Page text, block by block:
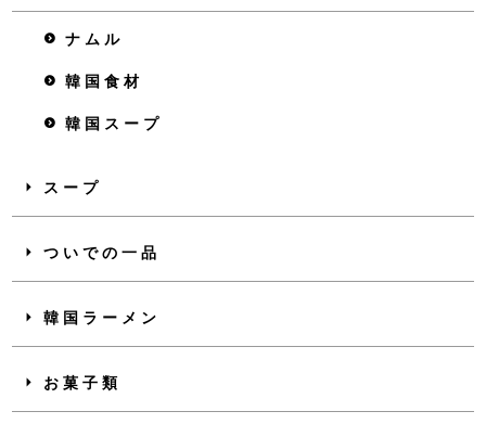
ナムル
韓国食材
韓国スープ
スープ
ついでの一品
韓国ラーメン
お菓子類